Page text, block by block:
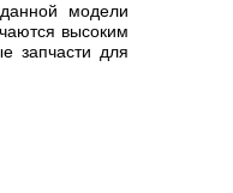
модели
высоким
запчасти для